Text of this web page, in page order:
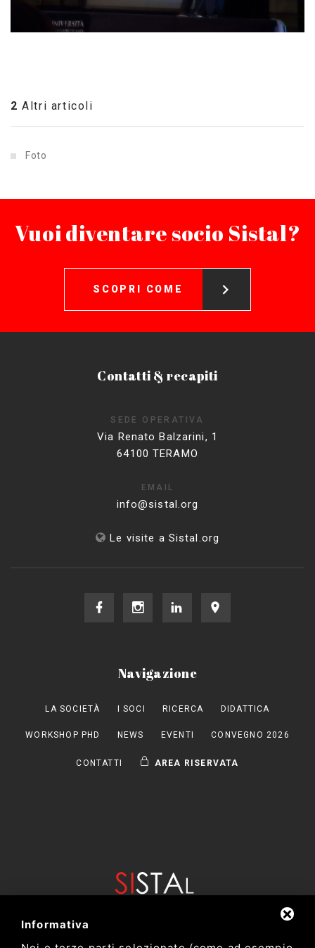
2 Altri articoli
Foto
Vuoi diventare socio Sistal?
SCOPRI COME
Contatti & recapiti
SEDE OPERATIVA
Via Renato Balzarini, 1
64100 TERAMO
EMAIL
info@sistal.org
Le visite a Sistal.org
Navigazione
LA SOCIETÀ I SOCI RICERCA DIDATTICA
WORKSHOP PHD NEWS EVENTI CONVEGNO 2026
CONTATTI AREA RISERVATA
Informativa